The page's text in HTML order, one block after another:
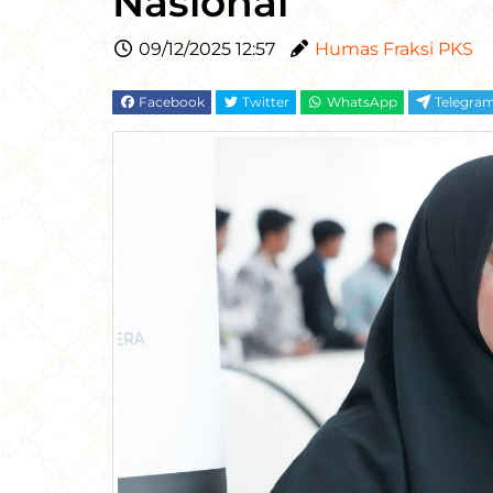
09/12/2025 12:57 Humas Fraksi PKS
Facebook Twitter WhatsApp